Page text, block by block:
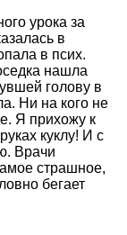
урока за
в
в псих.
нашла
голову в
Ни на кого не
Я прихожу к
куклу! И с
Врачи
страшное,
бегает